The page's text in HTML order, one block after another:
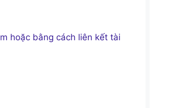
hoặc bằng cách liên kết tài